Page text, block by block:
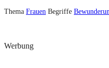
Thema Frauen Begriffe
Werbung